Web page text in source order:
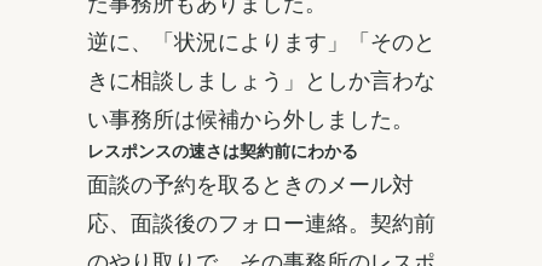
逆に、「状況によります」「そのと
きに相談しましょう」としか言わな
い事務所は候補から外しました。
レスポンスの速さは契約前にわかる
面談の予約を取るときのメール対
応、面談後のフォロー連絡。契約前